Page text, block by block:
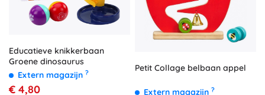
Educatieve knikkerbaan
Groene dinosaurus
Extern magazijn ?
€ 4,80
Petit Collage belbaan appel
Extern magazijn ?